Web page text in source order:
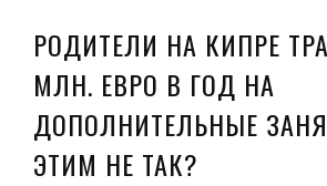
РОДИТЕЛИ НА КИПРЕ
МЛН. ЕВРО В ГОД НА
ДОПОЛНИТЕЛЬНЫЕ
ЭТИМ НЕ ТАК?